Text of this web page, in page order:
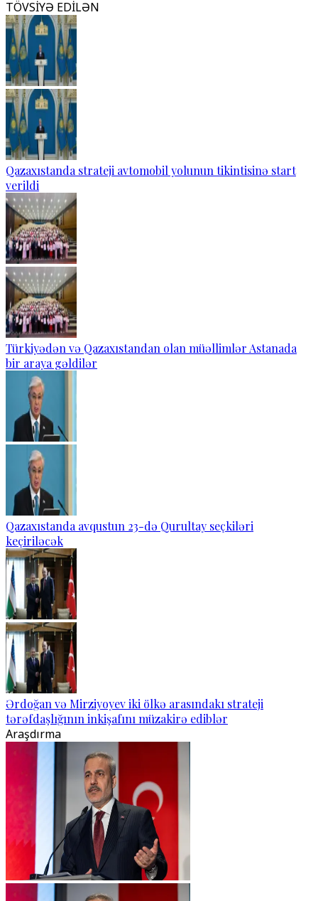
TÖVSİYƏ EDİLƏN
Qazaxıstanda strateji avtomobil yolunun tikintisinə start
verildi
Türkiyədən və Qazaxıstandan olan müəllimlər Astanada
bir araya gəldilər
Qazaxıstanda avqustun 23-də Qurultay seçkiləri
keçiriləcək
Ərdoğan və Mirziyoyev iki ölkə arasındakı strateji
tərəfdaşlığının inkişafını müzakirə ediblər
Araşdırma